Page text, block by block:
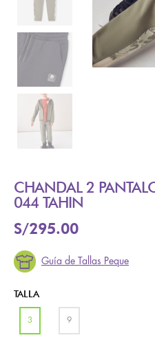
CHANDAL 2
044 TAHIN
S/295.00
Guía de Tallas Peque
TALLA
3 9